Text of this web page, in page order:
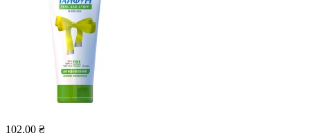
102.00 ₴